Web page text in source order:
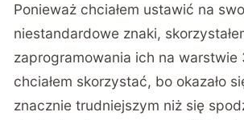
Ponieważ chciałem ustawić na
niestandardowe znaki,
zaprogramowania ich na warstwie
chciałem skorzystać, bo okazało
znacznie trudniejszym niż się